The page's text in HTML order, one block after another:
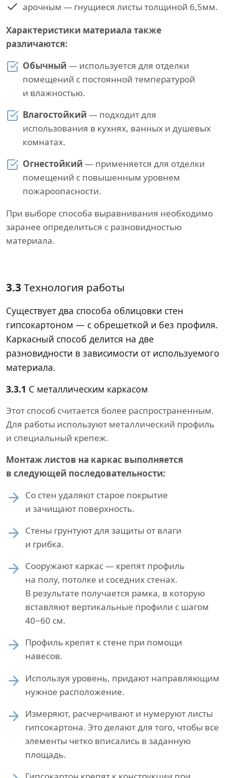
арочным — гнущиеся листы толщиной 6,5мм.
Характеристики материала также
различаются:
Обычный — используется для отделки
помещений с постоянной температурой
и влажностью.
Влагостойкий — подходит для
использования в кухнях, ванных и душевых
комнатах.
Огнестойкий — применяется для отделки
помещений с повышенным уровнем
пожароопасности.
При выборе способа выравнивания необходимо
заранее определиться с разновидностью
материала.
3.3 Технология работы
Существует два способа облицовки стен
гипсокартоном — с обрешеткой и без профиля.
Каркасный способ делится на две
разновидности в зависимости от используемого
материала.
3.3.1 С металлическим каркасом
Этот способ считается более распространенным.
Для работы используют металлический профиль
и специальный крепеж.
Монтаж листов на каркас выполняется
в следующей последовательности:
Со стен удаляют старое покрытие
и зачищают поверхность.
Стены грунтуют для защиты от влаги
и грибка.
Сооружают каркас — крепят профиль
на полу, потолке и соседних стенах.
В результате получается рамка, в которую
вставляют вертикальные профили с шагом
40−60 см.
Профиль крепят к стене при помощи
навесов.
Используя уровень, придают направляющим
нужное расположение.
Измеряют, расчерчивают и нумеруют листы
гипсокартона. Это делают для того, чтобы все
элементы четко вписались в заданную
площадь.